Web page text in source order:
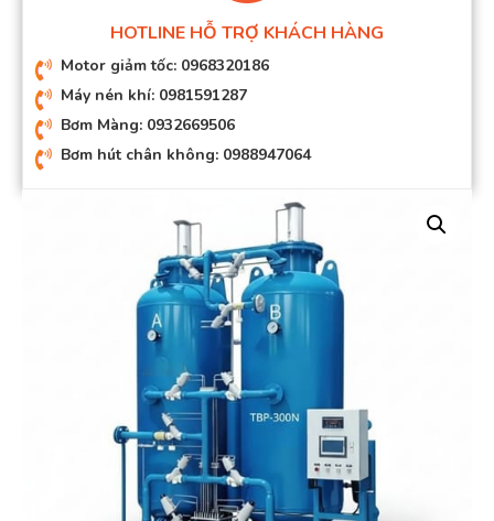
HOTLINE HỖ TRỢ KHÁCH HÀNG
Motor giảm tốc: 0968320186
Máy nén khí: 0981591287
Bơm Màng: 0932669506
Bơm hút chân không: 0988947064